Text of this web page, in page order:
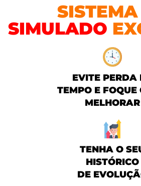
SIMULADO
EVITE PERDA
TEMPO E FOQUE
MELHORAR
TENHA O
HISTÓRICO
DE